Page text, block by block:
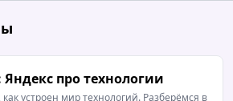
про технологии
мир технологий. Разберёмся в